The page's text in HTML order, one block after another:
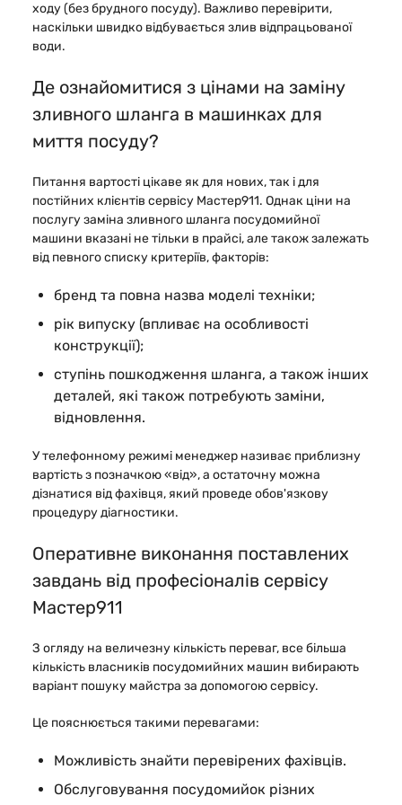
ходу (без брудного посуду). Важливо перевірити,
наскільки швидко відбувається злив відпрацьованої
води.
Де ознайомитися з цінами на заміну
зливного шланга в машинках для
миття посуду?
Питання вартості цікаве як для нових, так і для
постійних клієнтів сервісу Мастер911. Однак ціни на
послугу заміна зливного шланга посудомийної
машини вказані не тільки в прайсі, але також залежать
від певного списку критеріїв, факторів:
бренд та повна назва моделі техніки;
рік випуску (впливає на особливості
конструкції);
ступінь пошкодження шланга, а також інших
деталей, які також потребують заміни,
відновлення.
У телефонному режимі менеджер називає приблизну
вартість з позначкою «від», а остаточну можна
дізнатися від фахівця, який проведе обов'язкову
процедуру діагностики.
Оперативне виконання поставлених
завдань від професіоналів сервісу
Мастер911
З огляду на величезну кількість переваг, все більша
кількість власників посудомийних машин вибирають
варіант пошуку майстра за допомогою сервісу.
Це пояснюється такими перевагами:
Можливість знайти перевірених фахівців.
Обслуговування посудомийок різних